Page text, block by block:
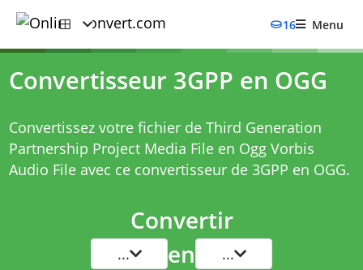
16 Menu
Convertisseur 3GPP en OGG
Convertissez votre fichier de Third Generation
Partnership Project Media File en Ogg Vorbis
Audio File avec ce convertisseur de 3GPP en OGG.
Convertir
... en ...